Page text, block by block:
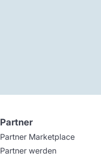
Partner
Partner Marketplace
Partner werden